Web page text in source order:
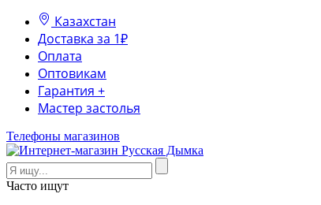
Казахстан
Доставка за 1₽
Оплата
Оптовикам
Гарантия +
Мастер застолья
Телефоны магазинов
Часто ищут